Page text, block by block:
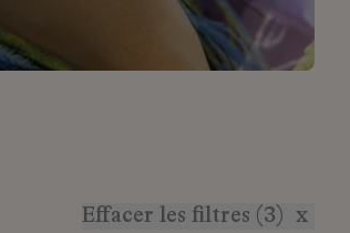
Effacer les filtres (3) x